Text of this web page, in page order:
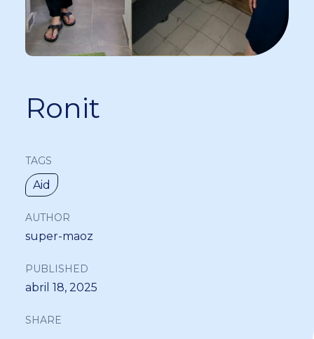
Ronit
TAGS
Aid
AUTHOR
super-maoz
PUBLISHED
abril 18, 2025
SHARE